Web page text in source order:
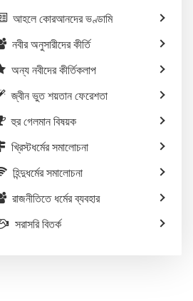
আহলে কোরআনদের ভণ্ডামি
নবীর অনুসারীদের কীর্তি
অন্য নবীদের কীর্তিকলাপ
জ্বীন ভুত শয়তান ফেরেশতা
হুর গেলমান বিষয়ক
খ্রিস্টধর্মের সমালোচনা
হিন্দুধর্মের সমালোচনা
রাজনীতিতে ধর্মের ব্যবহার
সরাসরি বিতর্ক